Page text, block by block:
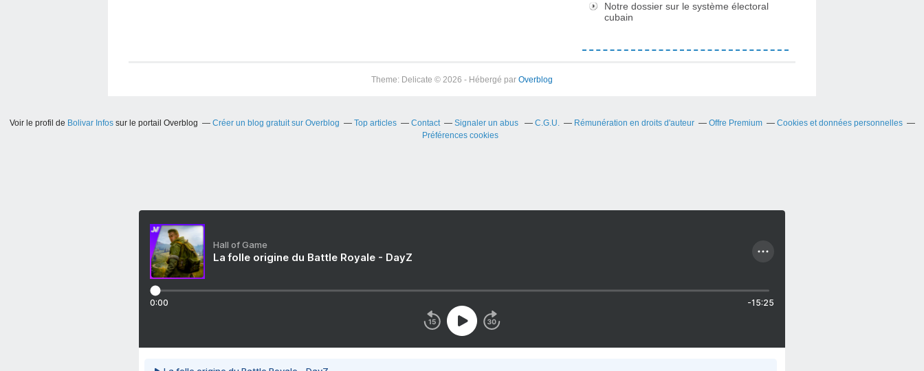
Notre dossier sur le système électoral
cubain
Theme: Delicate © 2026 - Hébergé par Overblog
Voir le profil de Bolivar Infossur le portail Overblog Créer un blog gratuit sur Overblog Top articles Contact Signaler un abus C.G.U. Rémunération en droits d'auteur Offre Premium
Cookies et données personnelles
Préférences cookies
Hall of Game
La folle origine du Battle Royale - DayZ
0:00 -15:25